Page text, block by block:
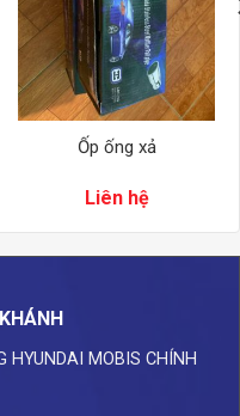
Ốp ống xả
Liên hệ
HYUNDAI MOBIS CHÍNH